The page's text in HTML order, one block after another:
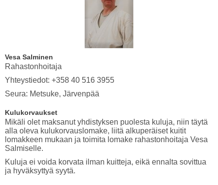
Vesa Salminen
Rahastonhoitaja
Yhteystiedot: +358 40 516 3955
Seura: Metsuke, Järvenpää
Kulukorvaukset
Mikäli olet maksanut yhdistyksen puolesta kuluja, niin täytä
alla oleva kulukorvauslomake, liitä alkuperäiset kuitit
lomakkeen mukaan ja toimita lomake rahastonhoitaja Vesa
Salmiselle.
Kuluja ei voida korvata ilman kuitteja, eikä ennalta sovittua
ja hyväksyttyä syytä.